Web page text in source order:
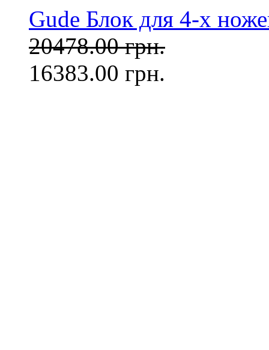
Gude Блок для 4-х
20478.00 грн.
16383.00 грн.